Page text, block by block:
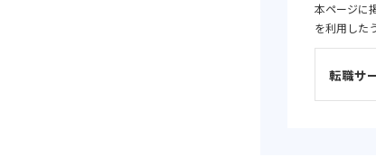
本ページに
を利用した
転職サ